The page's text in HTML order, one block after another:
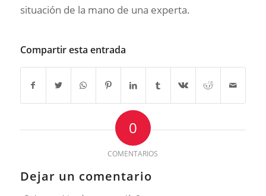
situación de la mano de una experta.
Compartir esta entrada
0
COMENTARIOS
Dejar un comentario